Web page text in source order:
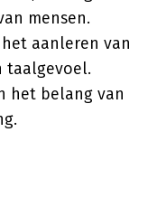
mensen.
aanleren van
taalgevoel.
het belang van